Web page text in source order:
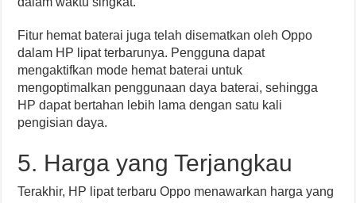
Fitur hemat baterai juga telah disematkan oleh Oppo
dalam HP lipat terbarunya. Pengguna dapat
mengaktifkan mode hemat baterai untuk
mengoptimalkan penggunaan daya baterai, sehingga
HP dapat bertahan lebih lama dengan satu kali
pengisian daya.
5. Harga yang Terjangkau
Terakhir, HP lipat terbaru Oppo menawarkan harga yang